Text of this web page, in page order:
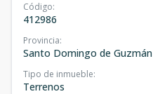
Código:
412986
Provincia:
Santo Domingo de Guzmán
Tipo de inmueble:
Terrenos